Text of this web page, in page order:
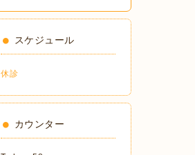
スケジュール
休診
カウンター